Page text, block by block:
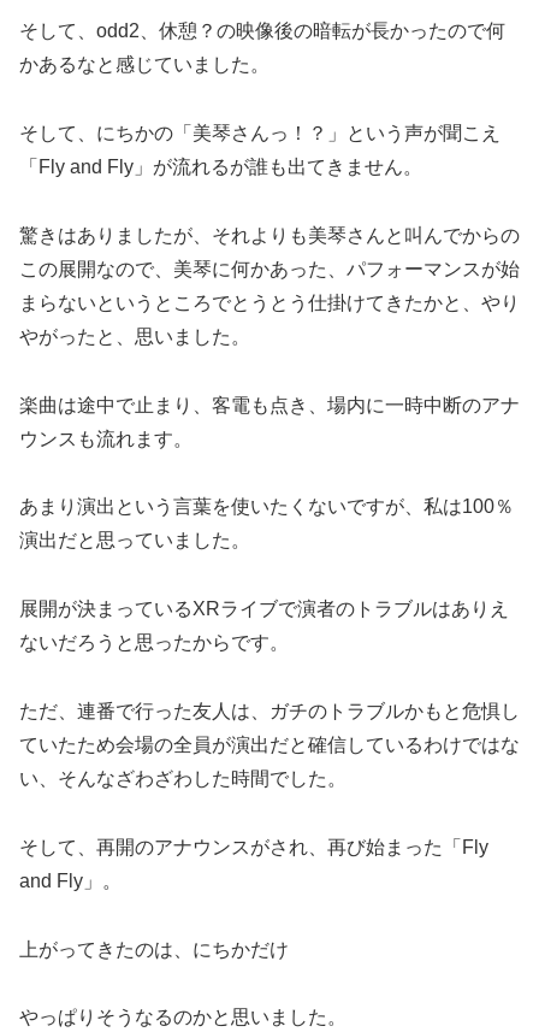
そして、odd2、休憩？の映像後の暗転が長かったので何
かあるなと感じていました。
そして、にちかの「美琴さんっ！？」という声が聞こえ
「Fly and Fly」が流れるが誰も出てきません。
驚きはありましたが、それよりも美琴さんと叫んでからの
この展開なので、美琴に何かあった、パフォーマンスが始
まらないというところでとうとう仕掛けてきたかと、やり
やがったと、思いました。
楽曲は途中で止まり、客電も点き、場内に一時中断のアナ
ウンスも流れます。
あまり演出という言葉を使いたくないですが、私は100％
演出だと思っていました。
展開が決まっているXRライブで演者のトラブルはありえ
ないだろうと思ったからです。
ただ、連番で行った友人は、ガチのトラブルかもと危惧し
ていたため会場の全員が演出だと確信しているわけではな
い、そんなざわざわした時間でした。
そして、再開のアナウンスがされ、再び始まった「Fly
and Fly」。
上がってきたのは、にちかだけ
やっぱりそうなるのかと思いました。